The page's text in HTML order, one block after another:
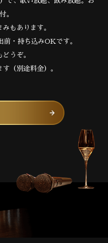
。
もあります。
前・持ち込みOKです。
どうぞ。
（別途料金）。